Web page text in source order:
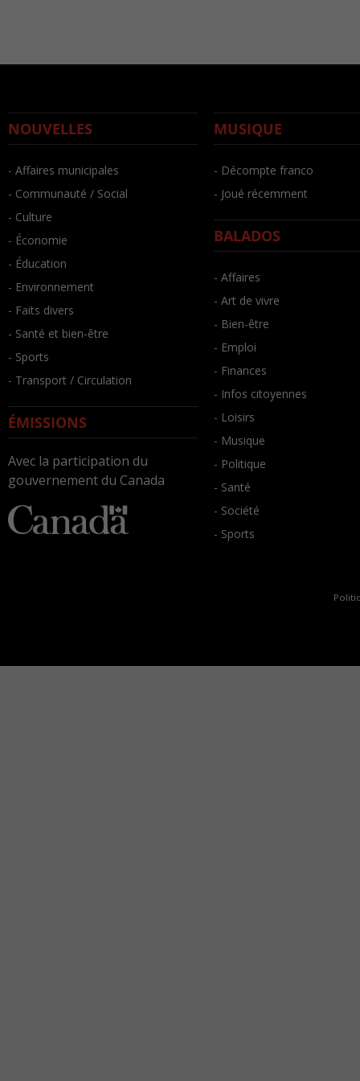
NOUVELLES
- Affaires municipales
- Communauté / Social
- Culture
- Économie
- Éducation
- Environnement
- Faits divers
- Santé et bien-être
- Sports
- Transport / Circulation
ÉMISSIONS
Avec la participation du
gouvernement du Canada
MUSIQUE
- Décompte franco
- Joué récemment
BALADOS
- Affaires
- Art de vivre
- Bien-être
- Emploi
- Finances
- Infos citoyennes
- Loisirs
- Musique
- Politique
- Santé
- Société
- Sports